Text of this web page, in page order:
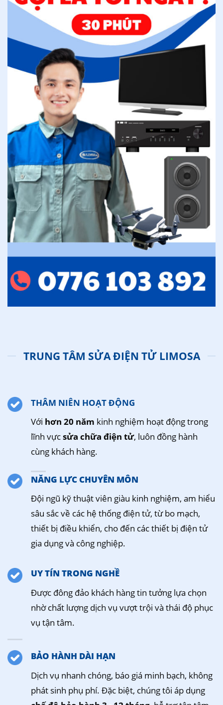
TRUNG TÂM SỬA ĐIỆN TỬ LIMOSA
THÂM NIÊN HOẠT ĐỘNG
Với hơn 20 năm kinh nghiệm hoạt động trong
lĩnh vựcsửa chữa điện tử, luôn đồng hành
cùng khách hàng.
NĂNG LỰC CHUYÊN MÔN
Đội ngũ kỹ thuật viên giàu kinh nghiệm, am hiểu
sâu sắc về các hệ thống điện tử, từ bo mạch,
thiết bị điều khiển, cho đến các thiết bị điện tử
gia dụng và công nghiệp.
UY TÍN TRONG NGHỀ
Được đông đảo khách hàng tin tưởng lựa chọn
nhờ chất lượng dịch vụ vượt trội và thái độ phục
vụ tận tâm.
BẢO HÀNH DÀI HẠN
Dịch vụ nhanh chóng, báo giá minh bạch, không
phát sinh phụ phí. Đặc biệt, chúng tôi áp dụng